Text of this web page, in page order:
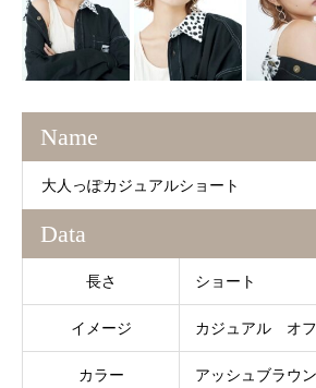
Name
大人っぽカジュアルショート
Data
長さ ショート
イメージ カジュアル オ
カラー アッシュブラウン